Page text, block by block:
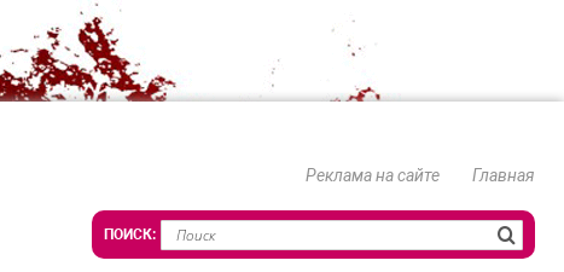
Реклама на сайте Главная